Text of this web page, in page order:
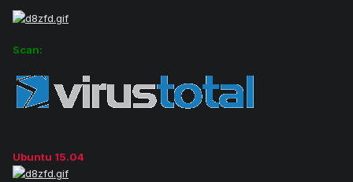
Scan:
Ubuntu 15.04